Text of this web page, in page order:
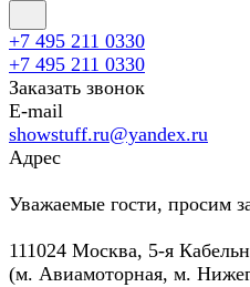
+7 495 211 0330
+7 495 211 0330
Заказать звонок
E-mail
showstuff.ru@yandex.ru
Адрес
Уважаемые гости, просим
111024 Москва, 5-я
(м. Авиамоторная, м.